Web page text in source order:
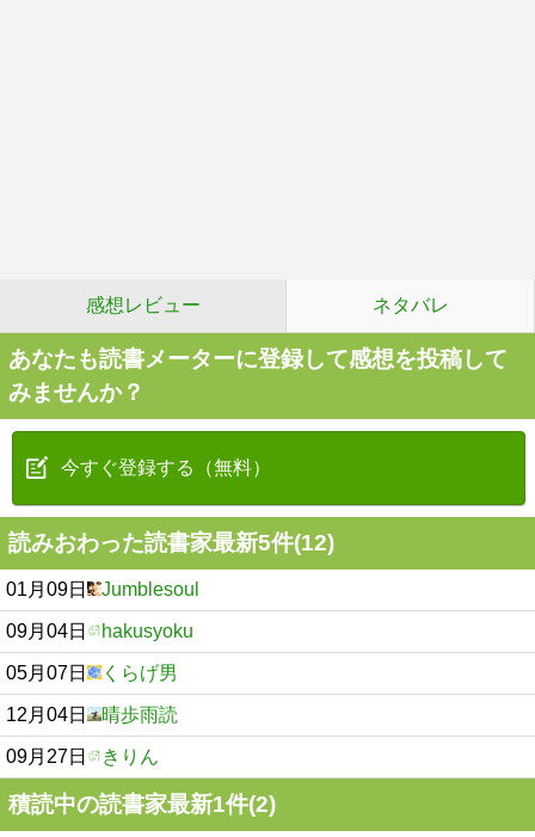
感想レビュー ネタバレ
あなたも読書メーターに登録して感想を投稿して
みませんか？
今すぐ登録する（無料）
読みおわった読書家最新5件(12)
01月09日 Jumblesoul
09月04日 hakusyoku
05月07日 くらげ男
12月04日 晴歩雨読
09月27日 きりん
積読中の読書家最新1件(2)